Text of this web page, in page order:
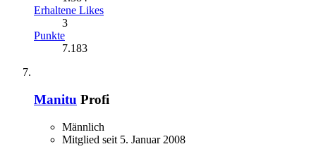
Erhaltene Likes
3
Punkte
7.183
Manitu Profi
Männlich
Mitglied seit 5. Januar 2008